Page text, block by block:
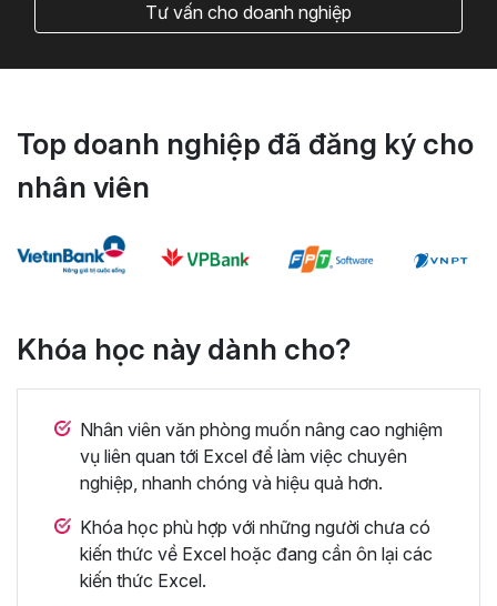
Tư vấn cho doanh nghiệp
Top doanh nghiệp đã đăng ký cho
nhân viên
Khóa học này dành cho?
Nhân viên văn phòng muốn nâng cao nghiệm
vụ liên quan tới Excel để làm việc chuyên
nghiệp, nhanh chóng và hiệu quả hơn.
Khóa học phù hợp với những người chưa có
kiến thức về Excel hoặc đang cần ôn lại các
kiến thức Excel.